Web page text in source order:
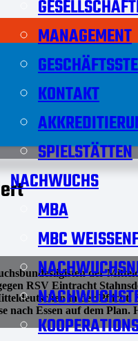
MANAGEMENT
KONTAKT
SPIELSTÄTTEN
NACHWUCHS
MBA
MBC
der
RSV Eintracht
in der
nach Essen auf dem